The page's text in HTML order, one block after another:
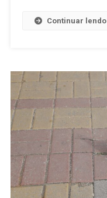
Continuar lendo